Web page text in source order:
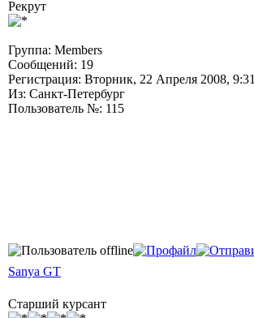
Рекрут
Группа: Members
Сообщений: 19
Регистрация: Вторник, 22 Апреля 2008, 9:31
Из: Санкт-Петербург
Пользователь №: 115
Sanya GT
Старший курсант